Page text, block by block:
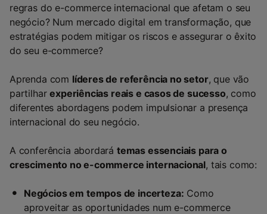
regras do e-commerce internacional que afetam o seu
negócio? Num mercado digital em transformação, que
estratégias podem mitigar os riscos e assegurar o êxito
do seu e-commerce?
Aprenda com líderes de referência no setor, que vão
partilharexperiências reais e casos de sucesso, como
diferentes abordagens podem impulsionar a presença
internacional do seu negócio.
A conferência abordará temas essenciais para o
crescimento no e-commerce internacional, tais como:
Negócios em tempos de incerteza: Como
aproveitar as oportunidades num e-commerce